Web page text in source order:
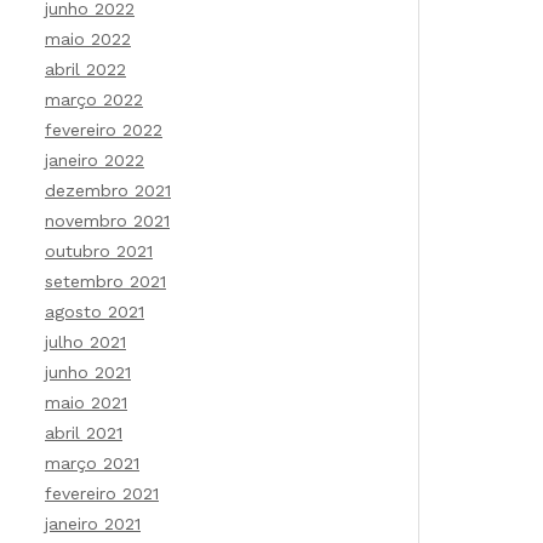
junho 2022
maio 2022
abril 2022
março 2022
fevereiro 2022
janeiro 2022
dezembro 2021
novembro 2021
outubro 2021
setembro 2021
agosto 2021
julho 2021
junho 2021
maio 2021
abril 2021
março 2021
fevereiro 2021
janeiro 2021